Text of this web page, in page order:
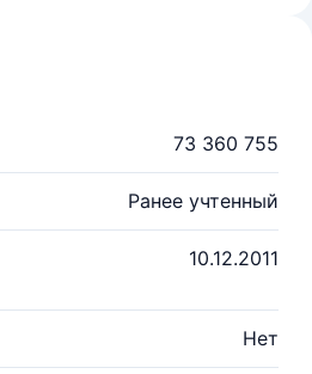
73 360 755
Ранее учтенный
10.12.2011
Нет